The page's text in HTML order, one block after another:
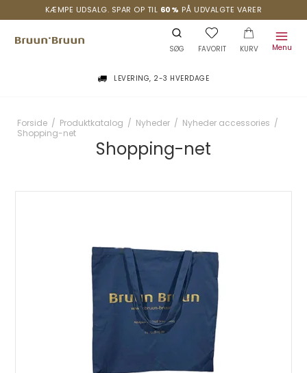
KÆMPE UDSALG. SPAR OP TIL 60% PÅ UDVALGTE VARER
SØG FAVORIT KURV Menu
LEVERING, 2-3 HVERDAGE
Forside / Produktkatalog / Nyheder / Nyheder accessories /
Shopping-net
Shopping-net